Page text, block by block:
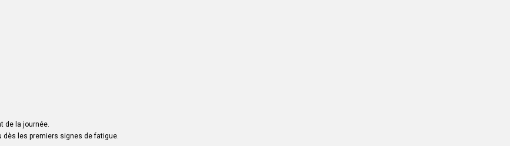
de la journée.
dès les premiers signes de fatigue.